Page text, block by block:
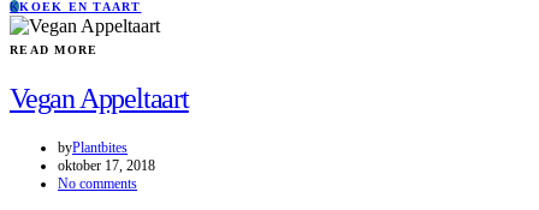
KKOEK EN TAART
READ MORE
Vegan Appeltaart
byPlantbites
oktober 17, 2018
No comments